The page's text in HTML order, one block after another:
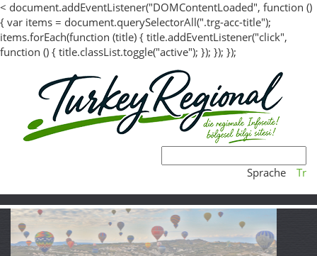
< document.addEventListener("DOMContentLoaded", function ()
{ var items = document.querySelectorAll(".trg-acc-title");
items.forEach(function (title) { title.addEventListener("click",
function () { title.classList.toggle("active"); }); }); });
Sprache Tr